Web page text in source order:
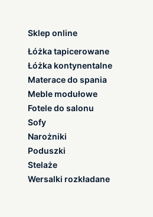
Sklep online
Łóżka tapicerowane
Łóżka kontynentalne
Materace do spania
Meble modułowe
Fotele do salonu
Sofy
Narożniki
Poduszki
Stelaże
Wersalki rozkładane